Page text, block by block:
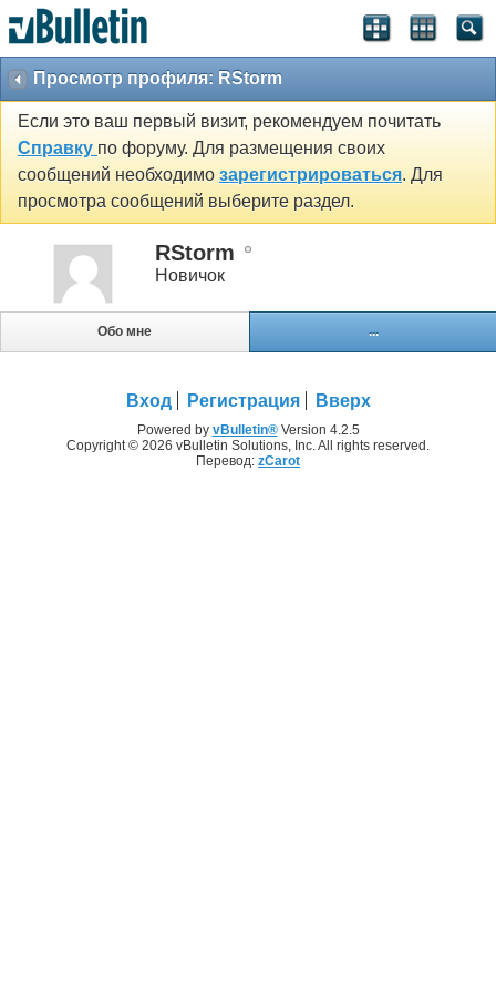
Просмотр профиля: RStorm
Если это ваш первый визит, рекомендуем почитать
Справку по форуму. Для размещения своих
сообщений необходимо зарегистрироваться. Для
просмотра сообщений выберите раздел.
RStorm
Новичок
Обо мне ...
Вход Регистрация Вверх
Powered by vBulletin®Version 4.2.5
Copyright © 2026 vBulletin Solutions, Inc. All rights reserved.
Перевод: zCarot